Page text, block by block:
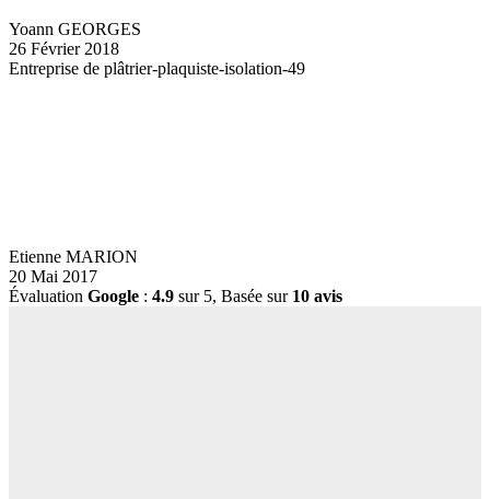
Yoann GEORGES
26 Février 2018
Entreprise de plâtrier-plaquiste-isolation-49
Etienne MARION
20 Mai 2017
Évaluation Google : 4.9 sur 5, Basée sur 10 avis